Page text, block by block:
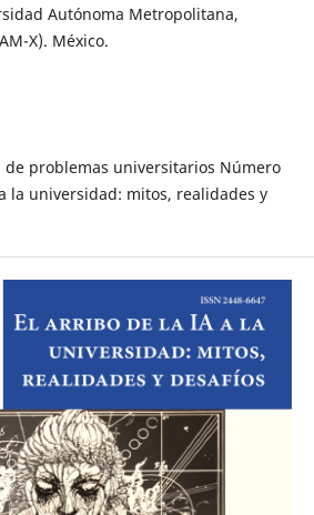
Autónoma Metropolitana,
X). México.
de problemas universitarios Número
la universidad: mitos, realidades y